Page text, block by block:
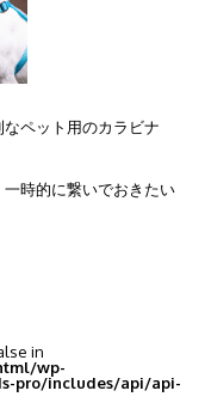
ペット用のカラビナ
時的に繋いでおきたい
in
wp-
pro/includes/api/api-